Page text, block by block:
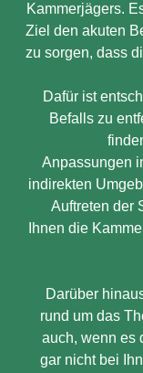
Kammerjägers.
Ziel den akuten
zu sorgen, dass
Dafür ist
Befalls zu
Anpassungen
indirekten
Auftreten der
Ihnen die
Darüber
rund um das
auch, wenn es
gar nicht bei